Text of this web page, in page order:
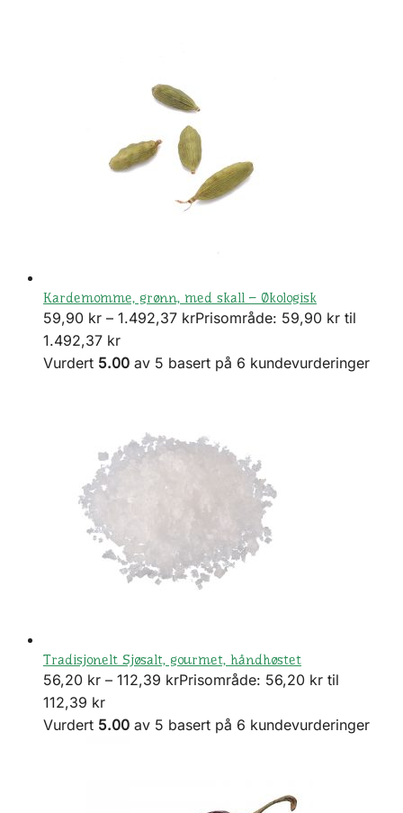
Kardemomme, grønn, med skall – Økologisk
59,90 kr – 1.492,37 krPrisområde: 59,90 kr til
1.492,37 kr
Vurdert 5.00 av 5 basert på 6 kundevurderinger
Tradisjonelt Sjøsalt, gourmet, håndhøstet
56,20 kr – 112,39 krPrisområde: 56,20 kr til
112,39 kr
Vurdert 5.00 av 5 basert på 6 kundevurderinger